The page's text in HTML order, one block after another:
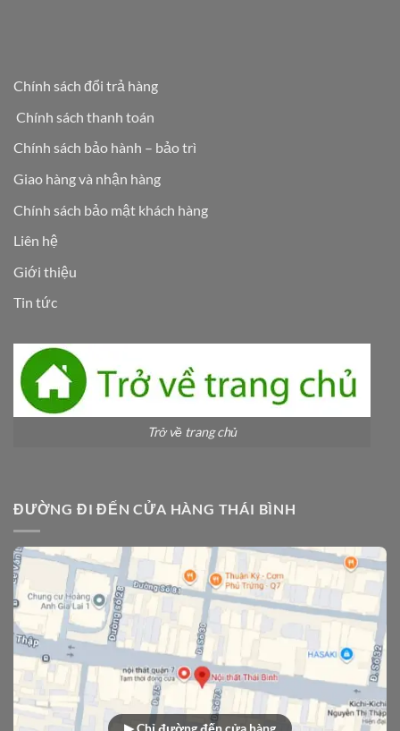
Chính sách đổi trả hàng
Chính sách thanh toán
Chính sách bảo hành – bảo trì
Giao hàng và nhận hàng
Chính sách bảo mật khách hàng
Liên hệ
Giới thiệu
Tin tức
Trở về trang chủ
ĐƯỜNG ĐI ĐẾN CỬA HÀNG THÁI BÌNH